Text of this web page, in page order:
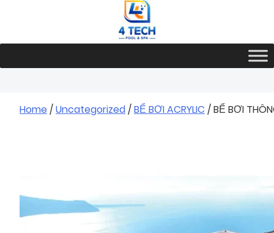
Home /Uncategorized/BỂ BƠI ACRYLIC / BỂ BƠI